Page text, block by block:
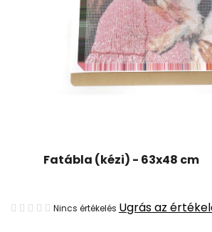
Fatábla (kézi) - 63x48 cm
A
Nincs értékelés Ugrás az